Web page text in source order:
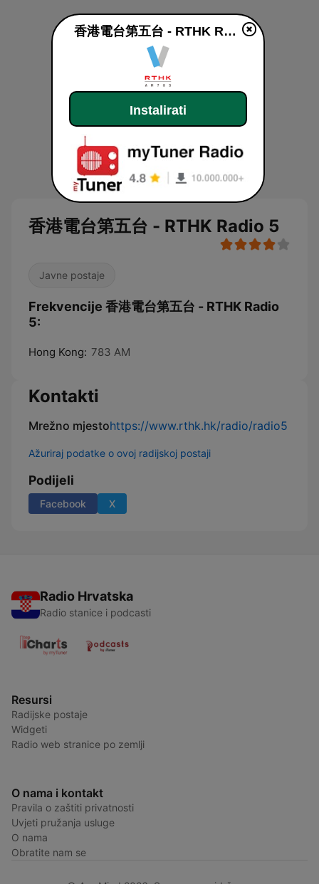
香港電台第五台 - RTHK Radio 5
Javne postaje
Frekvencije 香港電台第五台 - RTHK Radio
5:
Hong Kong: 783 AM
Kontakti
Mrežno mjestohttps://www.rthk.hk/radio/radio5
Ažuriraj podatke o ovoj radijskoj postaji
Podijeli
Facebook X
Radio Hrvatska
Radio stanice i podcasti
Resursi
Radijske postaje
Widgeti
Radio web stranice po zemlji
O nama i kontakt
Pravila o zaštiti privatnosti
Uvjeti pružanja usluge
O nama
Obratite nam se
香港電台第五台 - RTHK Radio 5 uživo
Instalirati